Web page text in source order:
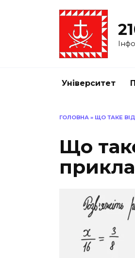
Університет
ГОЛОВНА » ЩО ТАКЕ
Що